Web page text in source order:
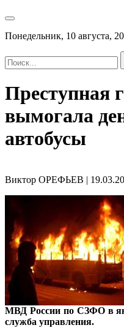
Понедельник, 10 августа,
Преступная
вымогала
автобусы
Виктор ОРЕФЬЕВ |
МВД России по СЗФО в
служба управления.